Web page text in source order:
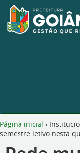
Página inicial ›
semestre letivo nesta